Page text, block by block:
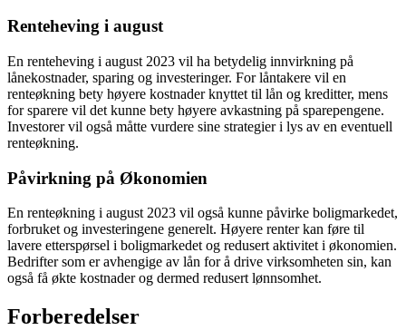
Renteheving i august
En renteheving i august 2023 vil ha betydelig innvirkning på
lånekostnader, sparing og investeringer. For låntakere vil en
renteøkning bety høyere kostnader knyttet til lån og kreditter, mens
for sparere vil det kunne bety høyere avkastning på sparepengene.
Investorer vil også måtte vurdere sine strategier i lys av en eventuell
renteøkning.
Påvirkning på Økonomien
En renteøkning i august 2023 vil også kunne påvirke boligmarkedet,
forbruket og investeringene generelt. Høyere renter kan føre til
lavere etterspørsel i boligmarkedet og redusert aktivitet i økonomien.
Bedrifter som er avhengige av lån for å drive virksomheten sin, kan
også få økte kostnader og dermed redusert lønnsomhet.
Forberedelser